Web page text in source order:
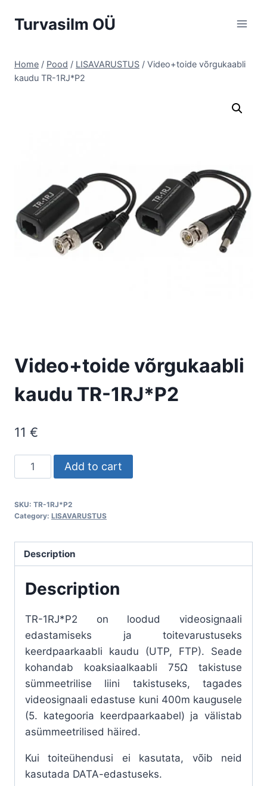
Turvasilm OÜ
Home / Pood / LISAVARUSTUS / Video+toide võrgukaabli
kaudu TR-1RJ*P2
Video+toide võrgukaabli
kaudu TR-1RJ*P2
11 €
Video+toide
võrgukaabli
TR-
quantity
Add to cart
SKU: TR-1RJ*P2
Category: LISAVARUSTUS
Description
Description
TR-1RJ*P2 on loodud videosignaali
edastamiseks ja toitevarustuseks
keerdpaarkaabli kaudu (UTP, FTP). Seade
kohandab koaksiaalkaabli 75Ω takistuse
sümmeetrilise liini takistuseks, tagades
videosignaali edastuse kuni 400m kaugusele
(5. kategooria keerdpaarkaabel) ja välistab
asümmeetrilised häired.
Kui toiteühendusi ei kasutata, võib neid
kasutada DATA-edastuseks.